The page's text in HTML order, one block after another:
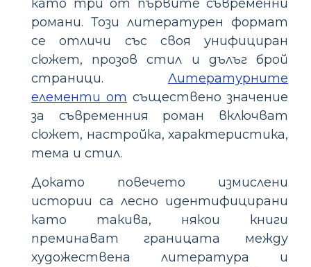
като три от първите съвременни
романи. Този литературен формат
се отличи със своя унифициран
сюжет, прозов стил и дълъг брой
страници. Литературните
елементи от съществено значение
за съвременния роман включват
сюжет, настройка, характеристика,
тема и стил.
Докато повечето измислени
истории са лесно идентифицирани
като такива, някои книги
преминават границата между
художествена литература и